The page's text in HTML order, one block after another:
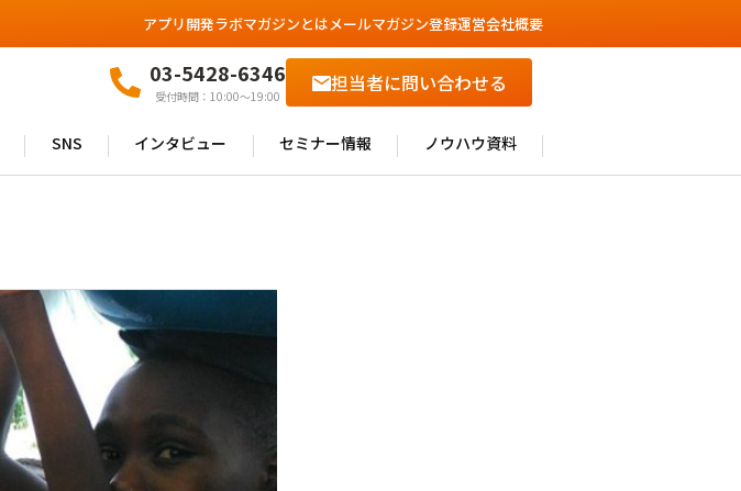
アプリ開発ラボマガジンとはメールマガジン登録運営会社概要
03-5428-6346
受付時間：10:00〜19:00
担当者に問い合わせる
SNS インタビュー セミナー情報 ノウハウ資料